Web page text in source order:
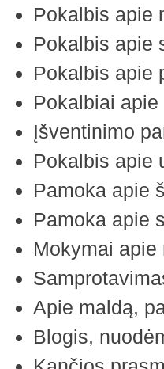
Pokalbis apie
Pokalbis apie
Pokalbis apie
Pokalbiai
Įšventinimo
Pokalbis apie
Pamoka apie
Pamoka apie
Mokymai
Apie maldą,
Blogis,